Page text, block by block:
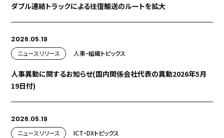
ダブル連結トラックによる往復輸送のルートを拡大
2026.05.19
ニュースリリース
人事・組織トピックス
人事異動に関するお知らせ(国内関係会社代表の異動2026年5月
19日付)
2026.05.19
ニュースリリース
ICT・DXトピックス